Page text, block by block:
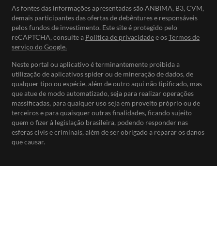
As fontes das informações apresentadas são ANBIMA, B3, CVM,
demais participantes das ofertas de debêntures e responsáveis
pelos fundos de investimento. Este site é protegido pelo
reCAPTCHA, consulte a Política de privacidadee osTermos de
serviço do Google.
Neste portal ou aplicativo é terminantemente proibida a
utilização de aplicativos spider ou de mineração de dados, de
qualquer tipo ou espécie, além de outro aqui não tipificado, mas
que atue de modo automatizado, seja para realizar operações
massificadas, para qualquer uso seja em proveito próprio ou de
terceiros e para quaisquer outras finalidades, ficando sujeito
quem o fizer à legislação brasileira, podendo responder nas
esferas civis e criminais, além de ser obrigado a reparar os danos
que causar.